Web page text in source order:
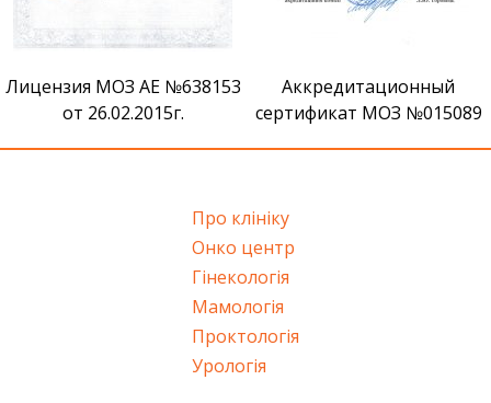
Аккредитационный
сертификат МОЗ №015089
Про клініку
Онко центр
Гінекологія
Мамологія
Проктологія
Урологія